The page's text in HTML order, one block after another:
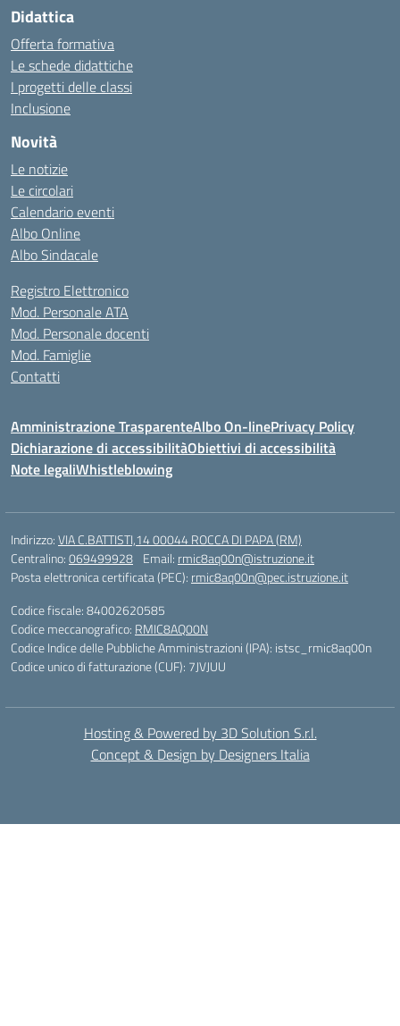
Didattica
Offerta formativa
Le schede didattiche
I progetti delle classi
Inclusione
Novità
Le notizie
Le circolari
Calendario eventi
Albo Online
Albo Sindacale
Registro Elettronico
Mod. Personale ATA
Mod. Personale docenti
Mod. Famiglie
Contatti
Amministrazione TrasparenteAlbo On-linePrivacy Policy
Dichiarazione di accessibilitàObiettivi di accessibilità
Note legaliWhistleblowing
Indirizzo:VIA C.BATTISTI,14 00044 ROCCA DI PAPA (RM)
Centralino:069499928 Email: rmic8aq00n@istruzione.it
Posta elettronica certificata (PEC): rmic8aq00n@pec.istruzione.it
Codice fiscale: 84002620585
Codice meccanografico: RMIC8AQ00N
Codice Indice delle Pubbliche Amministrazioni (IPA): istsc_rmic8aq00n
Codice unico di fatturazione (CUF): 7JVJUU
Hosting & Powered by 3D Solution S.r.l.
Concept & Design by Designers Italia